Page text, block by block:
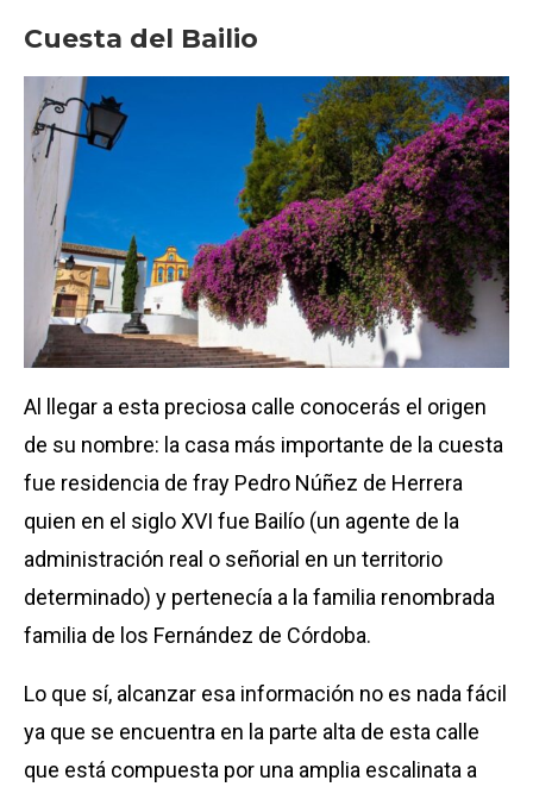
Cuesta del Bailio
Al llegar a esta preciosa calle conocerás el origen
de su nombre: la casa más importante de la cuesta
fue residencia de fray Pedro Núñez de Herrera
quien en el siglo XVI fue Bailío (un agente de la
administración real o señorial en un territorio
determinado) y pertenecía a la familia renombrada
familia de los Fernández de Córdoba.
Lo que sí, alcanzar esa información no es nada fácil
ya que se encuentra en la parte alta de esta calle
que está compuesta por una amplia escalinata a